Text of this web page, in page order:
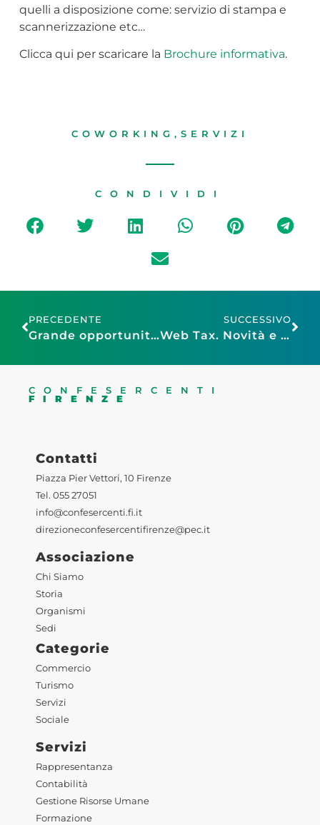
quelli a disposizione come: servizio di stampa e
scannerizzazione etc…
Clicca qui per scaricare la Brochure informativa.
COWORKING , SERVIZI
CONDIVIDI
PRECEDENTE
Grande opportunità per PMI fiorentine. Nuovo accordo tra BiAuto e Confesercenti Firenze
SUCCESSIVO
Web Tax. Novità e prospettive della tassa sul digitale
CONFESERCENTI
FIRENZE
Contatti
Piazza Pier Vettori, 10 Firenze
Tel. 055 27051
info@confesercenti.fi.it
direzioneconfesercentifirenze@pec.it
Associazione
Chi Siamo
Storia
Organismi
Sedi
Categorie
Commercio
Turismo
Servizi
Sociale
Servizi
Rappresentanza
Contabilità
Gestione Risorse Umane
Formazione